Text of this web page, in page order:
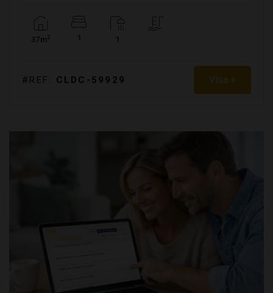
37m2 1 1
#REF: CLDC-59929 Visa +